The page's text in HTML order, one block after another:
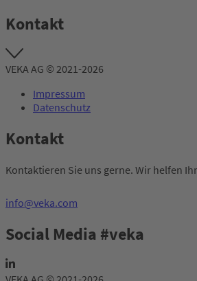
Kontakt
VEKA AG © 2021-2026
Impressum
Datenschutz
Kontakt
Kontaktieren Sie uns gerne. Wir helfen
info@veka.com
Social Media #veka